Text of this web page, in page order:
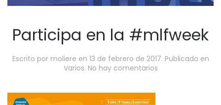
Participa en la #mlfweek
Escrito por moliere en 13 de febrero de 2017. Publicado en
Varios. No hay comentariosen